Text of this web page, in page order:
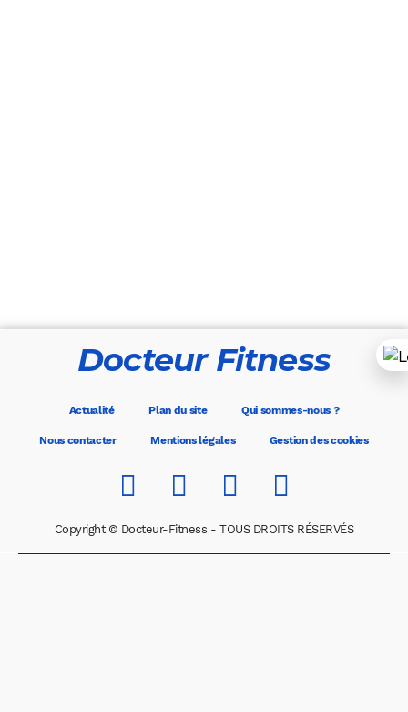
Docteur Fitness
Actualité Plan du site Qui sommes-nous ?
Nous contacter Mentions légales Gestion des cookies
Copyright © Docteur-Fitness - TOUS DROITS RÉSERVÉS